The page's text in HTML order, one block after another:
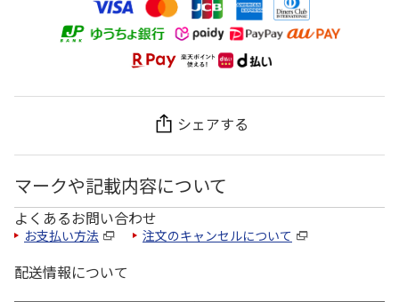
シェアする
マークや記載内容について
よくあるお問い合わせ
お支払い方法 注文のキャンセルについて
配送情報について